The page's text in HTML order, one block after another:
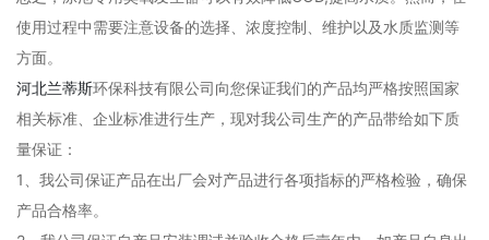
使用过程中需要注意设备的选择、浓度控制、维护以及水质监测等
方面。
河北兰蒂斯环保科技有限公司向您保证我们的产品均严格按照国家
相关标准、企业标准进行生产，现对我公司生产的产品带给如下质
量保证：
1、我公司保证产品在出厂会对产品进行各项指标的严格检验，确保
产品合格率。